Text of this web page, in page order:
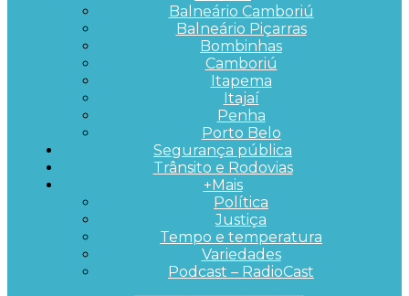
Balneário Camboriú
Balneário Piçarras
Bombinhas
Camboriú
Itapema
Itajaí
Penha
Porto Belo
Segurança pública
Trânsito e Rodovias
+Mais
Política
Justiça
Tempo e temperatura
Variedades
Podcast – RadioCast